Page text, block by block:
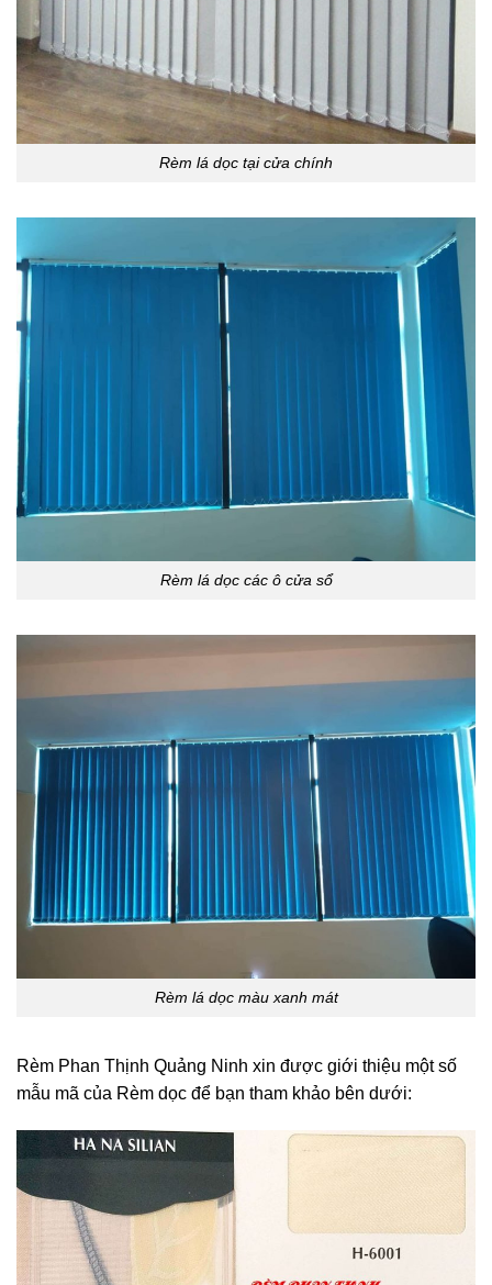
Rèm lá dọc tại cửa chính
Rèm lá dọc các ô cửa sổ
Rèm lá dọc màu xanh mát
Rèm Phan Thịnh Quảng Ninh xin được giới thiệu một số
mẫu mã của Rèm dọc để bạn tham khảo bên dưới: